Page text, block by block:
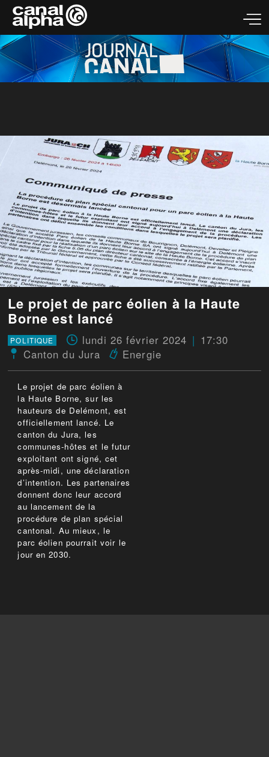
Le projet de parc éolien à la Haute
Borne est lancé
POLITIQUE lundi 26 février 2024
17:30
Canton du Jura
Energie
Le projet de parc éolien à
la Haute Borne, sur les
hauteurs de Delémont, est
officiellement lancé. Le
canton du Jura, les
communes-hôtes et le futur
exploitant ont signé, cet
après-midi, une déclaration
d’intention. Les partenaires
donnent donc leur accord
au lancement de la
procédure de plan spécial
cantonal. Au mieux, le
parc éolien pourrait voir le
jour en 2030.